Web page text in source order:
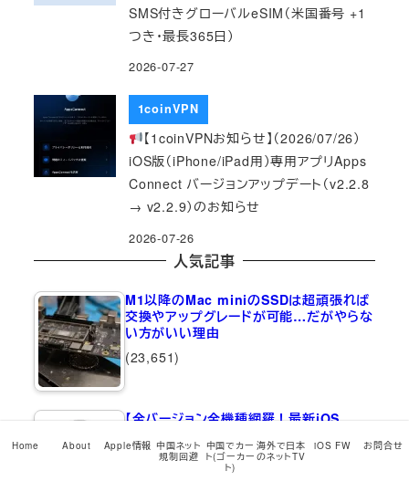
SMS付きグローバルeSIM（米国番号 +1
つき・最長365日）
2026-07-27
1coinVPN
【1coinVPNお知らせ】（2026/07/26）
iOS版（iPhone/iPad用）専用アプリApps
Connect バージョンアップデート（v2.2.8
→ v2.2.9）のお知らせ
2026-07-26
人気記事
M1以降のMac miniのSSDは超頑張れば
交換やアップグレードが可能…だがやらな
い方がいい理由
(23,651)
【全バージョン全機種網羅！最新iOS…
(18,723)
Home About Apple情報 中国ネット
規制回避
中国でカー
ト(ゴーカー
ト)
海外で日本
のネットTV
iOS FW お問合せ